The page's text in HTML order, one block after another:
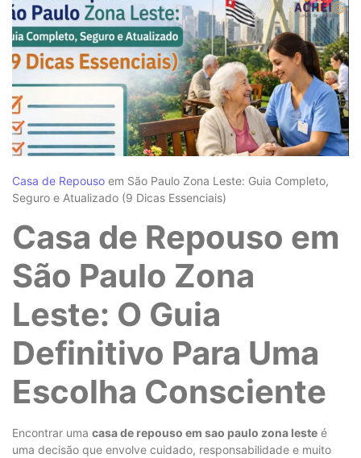
Casa de Repouso em São Paulo Zona Leste: Guia Completo,
Seguro e Atualizado (9 Dicas Essenciais)
Casa de Repouso em
São Paulo Zona
Leste: O Guia
Definitivo Para Uma
Escolha Consciente
Encontrar uma casa de repouso em sao paulo zona leste é
uma decisão que envolve cuidado, responsabilidade e muito